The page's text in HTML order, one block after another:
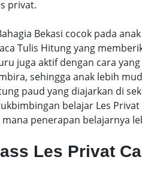
privat.
Bekasi cocok pada
Tulis Hitung yang
juga aktif dengan cara
sehingga anak lebih
paud yang diajarkan di
belajar Les Privat
penerapan belajarnya
Les Privat